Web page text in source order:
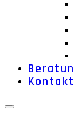
Kontakt